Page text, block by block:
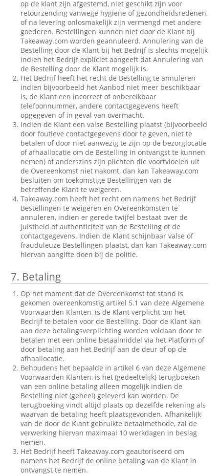
op de klant zijn afgestemd, niet geschikt zijn voor
retourzending vanwege hygiëne of gezondheidsredenen,
of na levering onlosmakelijk zijn vermengd met andere
goederen. Bestellingen kunnen niet door de Klant bij
Takeaway.com worden geannuleerd. Annulering van de
Bestelling door de Klant bij het Bedrijf is slechts mogelijk
indien het Bedrijf expliciet aangeeft dat Annulering van
de Bestelling door de Klant mogelijk is.
Het Bedrijf heeft het recht de Bestelling te annuleren
indien bijvoorbeeld het Aanbod niet meer beschikbaar
is, de Klant een incorrect of onbereikbaar
telefoonnummer, andere contactgegevens heeft
opgegeven of in geval van overmacht.
Indien de Klant een valse Bestelling plaatst (bijvoorbeeld
door foutieve contactgegevens door te geven, niet te
betalen of door niet aanwezig te zijn op de bezorglocatie
of afhaallocatie om de Bestelling in ontvangst te kunnen
nemen) of anderszins zijn plichten die voortvloeien uit
de Overeenkomst niet nakomt, dan kan Takeaway.com
besluiten om toekomstige Bestellingen van de
betreffende Klant te weigeren.
Takeaway.com heeft het recht om namens het Bedrijf
Bestellingen te weigeren en Overeenkomsten te
annuleren, indien er gerede twijfel bestaat over de
juistheid of authenticiteit van de Bestelling of de
contactgegevens. Indien de Klant schijnbaar valse of
frauduleuze Bestellingen plaatst, dan kan Takeaway.com
hiervan aangifte doen bij de politie.
7. Betaling
Op het moment dat de Overeenkomst tot stand is
gekomen overeenkomstig artikel 5.1 van deze Algemene
Voorwaarden Klanten, is de Klant verplicht om het
Bedrijf te betalen voor de Bestelling. Door de Klant kan
aan deze betalingsverplichting worden voldaan door te
betalen met een online betaalmiddel via het Platform of
door betaling aan het Bedrijf aan de deur of op de
afhaallocatie.
Behoudens het bepaalde in artikel 6 van deze Algemene
Voorwaarden Klanten, is het (gedeeltelijk) terugboeken
van een online betaling alleen mogelijk indien de
Bestelling niet (geheel) geleverd kan worden. De
terugboeking vindt altijd plaats op dezelfde rekening als
waarvan de betaling heeft plaatsgevonden. Afhankelijk
van de door de Klant gebruikte betaalmethode, zal de
verwerking hiervan maximaal 10 werkdagen in beslag
nemen.
Het Bedrijf heeft Takeaway.com geautoriseerd om
namens het Bedrijf de online betaling van de Klant in
ontvangst te nemen.